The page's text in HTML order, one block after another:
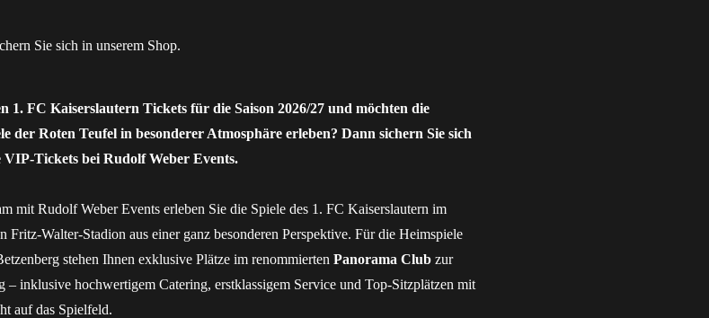
1. FC Kaiserslautern Tickets für die Saison 2026/27 und möchten die
der Roten Teufel in besonderer Atmosphäre erleben? Dann sichern Sie sich
Tickets bei Rudolf Weber Events.
mit Rudolf Weber Events erleben Sie die Spiele des 1. FC Kaiserslautern im
Fritz-Walter-Stadion aus einer ganz besonderen Perspektive. Für die Heimspiele
stehen Ihnen exklusive Plätze im renommiertenPanorama Club zur
– inklusive hochwertigem Catering, erstklassigem Service und Top-Sitzplätzen mit
auf das Spielfeld.